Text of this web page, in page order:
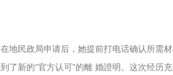
地民政局申请后，她提前打电话确认所需材
了新的“官方认可”的離 婚證明。这次经历